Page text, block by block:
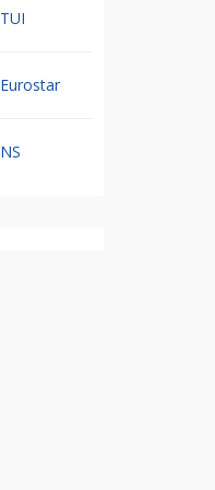
TUI
Eurostar
NS